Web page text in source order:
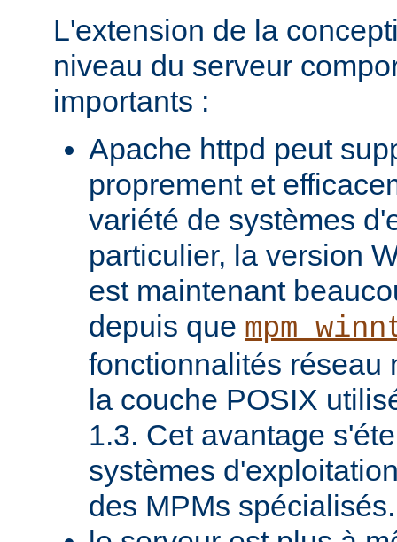
L'extension de la
niveau du serveur
importants :
Apache httpd peut
proprement et
variété de systèmes
particulier, la version
est maintenant
depuis que
fonctionnalités réseau
la couche POSIX
1.3. Cet avantage
systèmes
des MPMs spécialisés.